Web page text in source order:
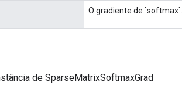
O gradiente de `softmax`.
de SparseMatrixSoftmaxGrad